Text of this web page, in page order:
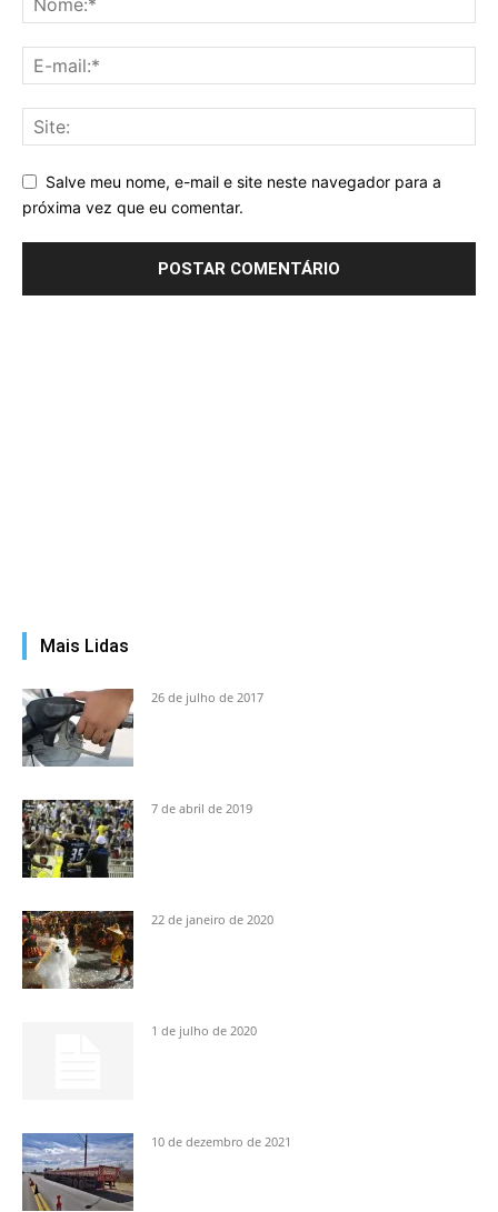
Salve meu nome, e-mail e site neste navegador para a
próxima vez que eu comentar.
Mais Lidas
26 de julho de 2017
7 de abril de 2019
22 de janeiro de 2020
1 de julho de 2020
10 de dezembro de 2021